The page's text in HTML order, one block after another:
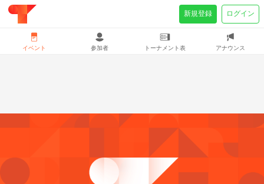
イベント 参加者 トーナメント表 アナウンス
新規登録 ログイン